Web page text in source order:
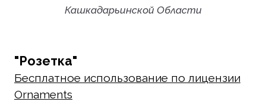
Кашкадарьинской Области
"Розетка"
Бесплатное использование по лицензии
Ornaments